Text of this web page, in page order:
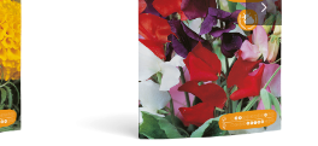
Guisante de Olor
Enano